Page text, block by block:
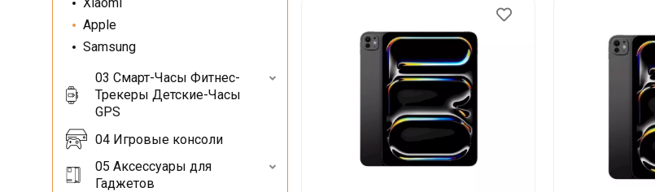
Apple
Samsung
03 Смарт-Часы Фитнес-
Трекеры Детские-Часы
GPS
04 Игровые консоли
05 Аксессуары для
Гаджетов